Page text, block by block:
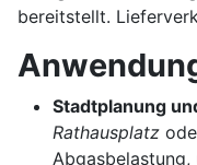
bereitstellt.
Stadtplanung
Rathausplatz